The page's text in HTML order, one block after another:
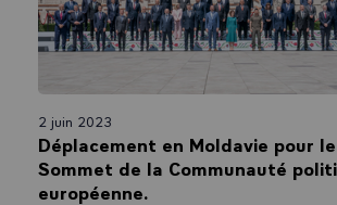
2 juin 2023
Déplacement en Moldavie pour
Sommet de la Communauté
européenne.